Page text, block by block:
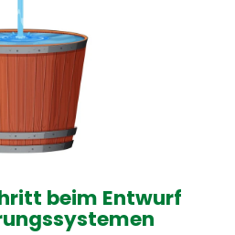
beim Entwurf